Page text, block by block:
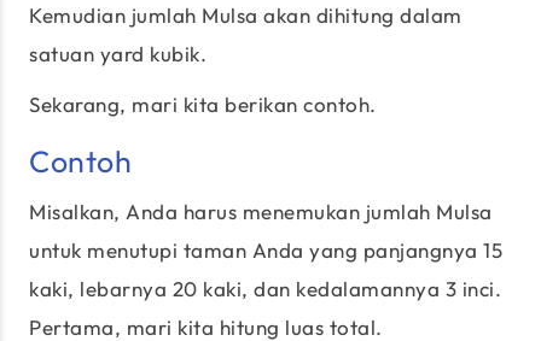
Kemudian jumlah Mulsa akan dihitung dalam
satuan yard kubik.
Sekarang, mari kita berikan contoh.
Contoh
Misalkan, Anda harus menemukan jumlah Mulsa
untuk menutupi taman Anda yang panjangnya 15
kaki, lebarnya 20 kaki, dan kedalamannya 3 inci.
Pertama, mari kita hitung luas total.